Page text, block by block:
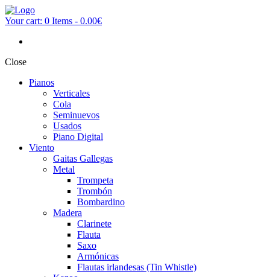
Your cart: 0 Items - 0.00€
Close
Pianos
Verticales
Cola
Seminuevos
Usados
Piano Digital
Viento
Gaitas Gallegas
Metal
Trompeta
Trombón
Bombardino
Madera
Clarinete
Flauta
Saxo
Armónicas
Flautas irlandesas (Tin Whistle)